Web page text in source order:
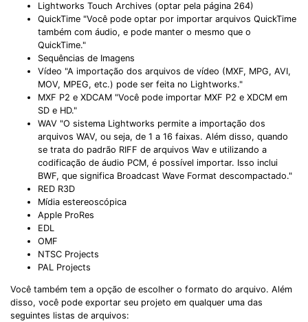
Lightworks Touch Archives (optar pela página 264)
QuickTime "Você pode optar por importar arquivos QuickTime
também com áudio, e pode manter o mesmo que o
QuickTime."
Sequências de Imagens
Vídeo "A importação dos arquivos de vídeo (MXF, MPG, AVI,
MOV, MPEG, etc.) pode ser feita no Lightworks."
MXF P2 e XDCAM "Você pode importar MXF P2 e XDCM em
SD e HD."
WAV "O sistema Lightworks permite a importação dos
arquivos WAV, ou seja, de 1 a 16 faixas. Além disso, quando
se trata do padrão RIFF de arquivos Wav e utilizando a
codificação de áudio PCM, é possível importar. Isso inclui
BWF, que significa Broadcast Wave Format descompactado."
RED R3D
Mídia estereoscópica
Apple ProRes
EDL
OMF
NTSC Projects
PAL Projects
Você também tem a opção de escolher o formato do arquivo. Além
disso, você pode exportar seu projeto em qualquer uma das
seguintes listas de arquivos: